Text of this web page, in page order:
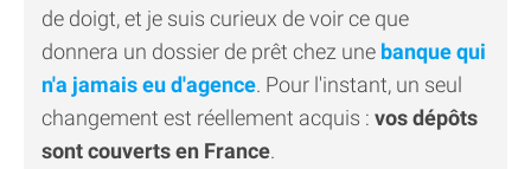
de doigt, et je suis curieux de voir ce que
donnera un dossier de prêt chez une banque qui
n'a jamais eu d'agence. Pour l'instant, un seul
changement est réellement acquis : vos dépôts
sont couverts en France.